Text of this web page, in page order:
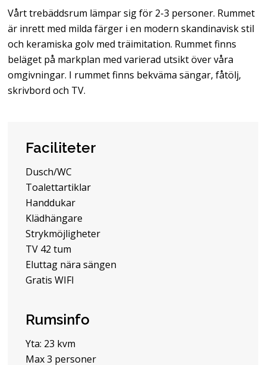
Vårt trebäddsrum lämpar sig för 2-3 personer. Rummet
är inrett med milda färger i en modern skandinavisk stil
och keramiska golv med träimitation. Rummet finns
beläget på markplan med varierad utsikt över våra
omgivningar. I rummet finns bekväma sängar, fåtölj,
skrivbord och TV.
Faciliteter
Dusch/WC
Toalettartiklar
Handdukar
Klädhängare
Strykmöjligheter
TV 42 tum
Eluttag nära sängen
Gratis WIFI
Rumsinfo
Yta: 23 kvm
Max 3 personer